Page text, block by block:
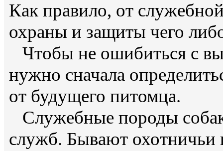
Как правило, от
охраны и защиты чего
Чтобы не ошибиться с
нужно сначала
от будущего питомца.
Служебные породы
служб. Бывают